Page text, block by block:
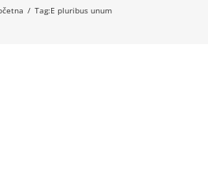
/ Tag:E pluribus unum